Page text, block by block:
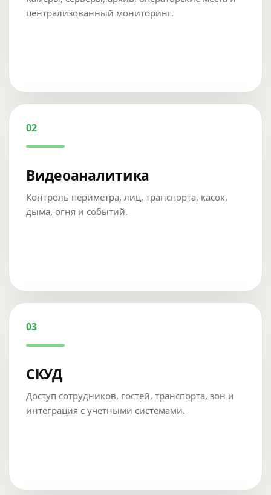
централизованный мониторинг.
02
Видеоаналитика
Контроль периметра, лиц, транспорта, касок,
дыма, огня и событий.
03
СКУД
Доступ сотрудников, гостей, транспорта, зон и
интеграция с учетными системами.